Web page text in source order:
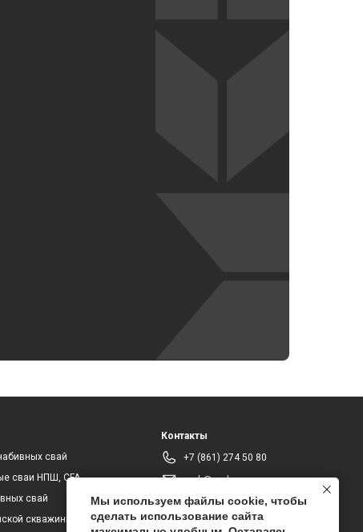
свай
сваи НПШ, СFA
свай
скважины на воду
Контакты
+7 (861) 274 50 80
msk@msk.pro
Мы используем файлы cookie, чтобы
сделать использование сайта